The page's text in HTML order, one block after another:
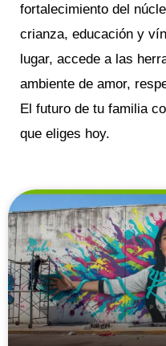
fortalecimiento del
crianza, educación y
lugar, accede a las
ambiente de amor,
El futuro de tu familia
que eliges hoy.